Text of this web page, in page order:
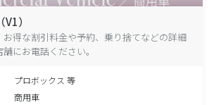
）
得な割引料金や予約、乗り捨てなどの詳細
にお電話ください。
プロボックス 等
商用車